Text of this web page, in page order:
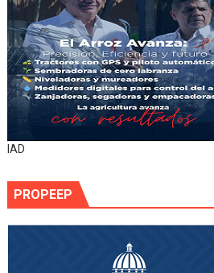
IAD
PROPEEP